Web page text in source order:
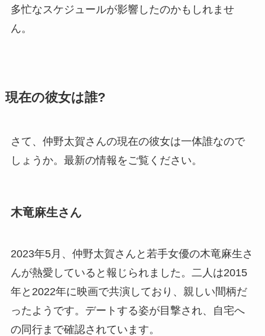
多忙なスケジュールが影響したのかもしれませ
ん。
現在の彼女は誰?
さて、仲野太賀さんの現在の彼女は一体誰なので
しょうか。最新の情報をご覧ください。
木竜麻生さん
2023年5月、仲野太賀さんと若手女優の木竜麻生さ
んが熱愛していると報じられました。二人は2015
年と2022年に映画で共演しており、親しい間柄だ
ったようです。デートする姿が目撃され、自宅へ
の同行まで確認されています。